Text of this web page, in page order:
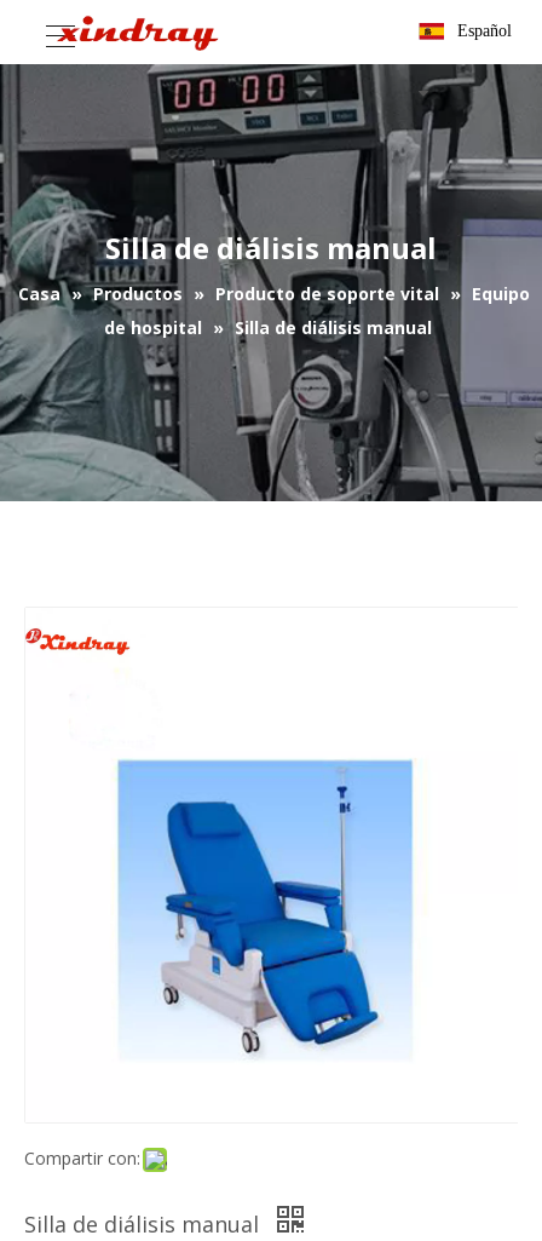
Español
Silla de diálisis manual
Casa » Productos » Producto de soporte vital » Equipo
de hospital » Silla de diálisis manual
Compartir con:
Silla de diálisis manual